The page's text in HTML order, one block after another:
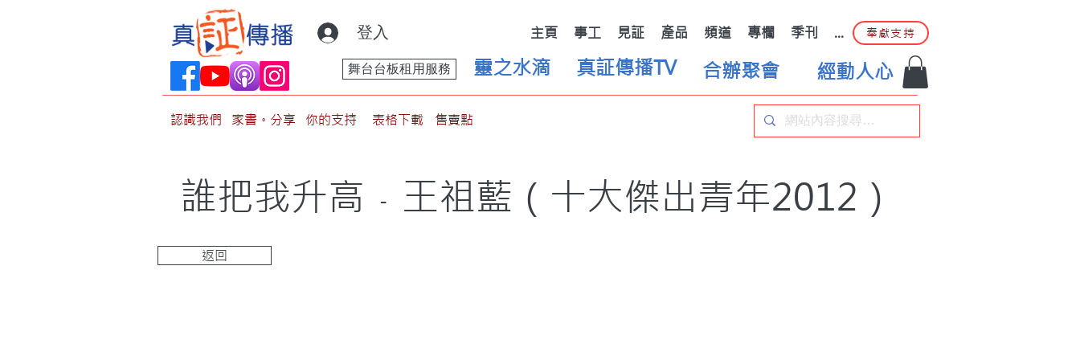
登入 主頁 事工 見証 產品 頻道 專欄 季刊 ... 奉獻支持
靈之水滴
舞台台板租用服務 真証傳播TV 合辦聚會 經動人心
認識我們 家書。分享 你的支持 表格下載 售賣點
誰把我升高﹣王祖藍（十大傑出青年2012）
返回